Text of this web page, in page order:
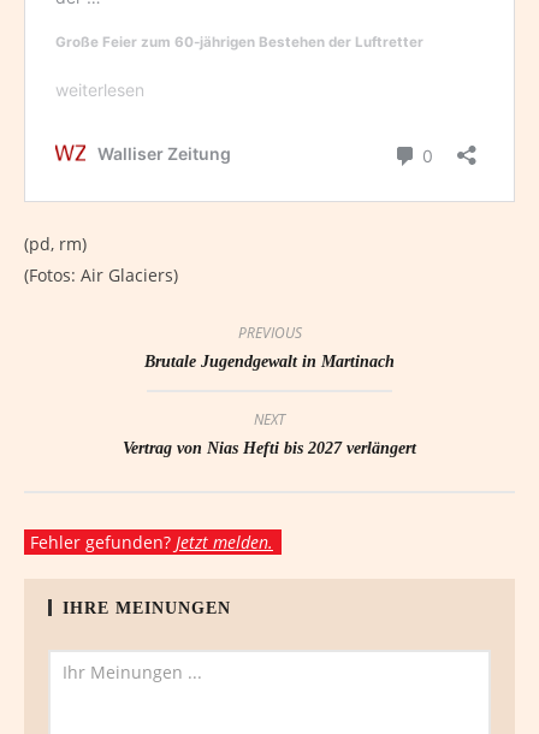
(pd, rm)
(Fotos: Air Glaciers)
PREVIOUS
Brutale Jugendgewalt in Martinach
NEXT
Vertrag von Nias Hefti bis 2027 verlängert
Fehler gefunden? Jetzt melden.
IHRE MEINUNGEN